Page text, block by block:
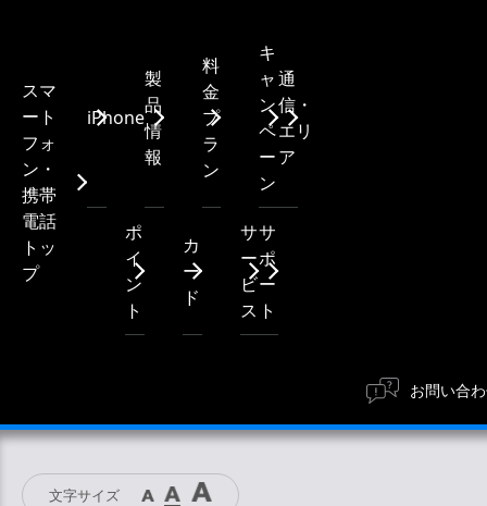
スマ
ート
フォ
ン・
携帯
電話
トッ
プ
iPhone
製
品
情
報
料
金
プ
ラ
ン
キ
ャ
ン
ペ
ー
ン
通
信・
エリ
ア
ポ
イ
ン
ト
カ
ー
ド
サ
ー
ビ
ス
サ
ポ
ー
ト
お問い合
文字サイズ